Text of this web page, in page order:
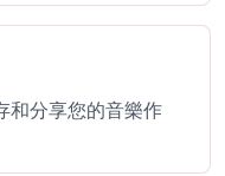
和分享您的音樂作